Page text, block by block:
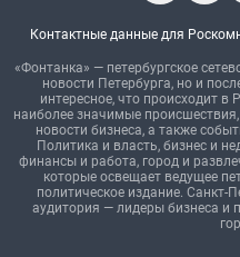
Контактные данные для
«Фонтанка» — петербургское
новости Петербурга, но и
интересное, что происходит
наиболее значимые
новости бизнеса, а также
Политика и власть, бизнес и
финансы и работа, город и
которые освещает ведущее
политическое издание. Санкт-
аудитория — лидеры бизнеса и